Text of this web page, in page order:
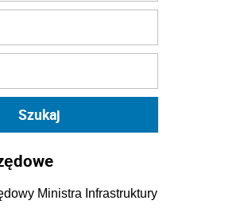
Ministra Infrastruktury